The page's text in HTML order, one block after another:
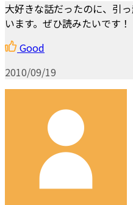
大好きな話だったのに、引
います。ぜひ読みたいです！
Good
2010/09/19